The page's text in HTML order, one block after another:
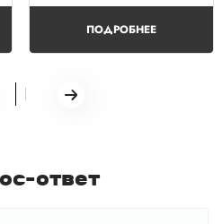
ПОДРОБНЕЕ
ответ